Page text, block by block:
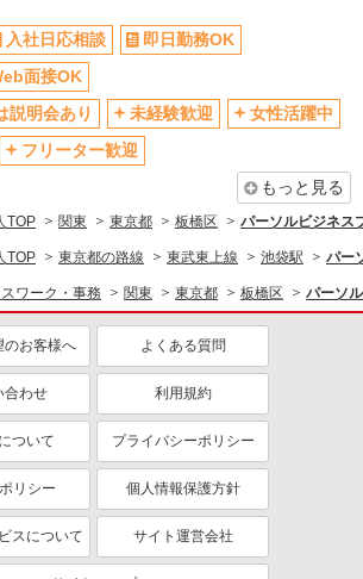
残業ほぼなし
社会保険あり
資格取得支援制度あり
オフィスワーク・事務
探す
ミドル（40代～）活躍中
週2～3日勤務OK
ループ会
扶養内勤務OK
社会保険あり
入社日応相談
即日勤務OK
面接OK
説明会あり
未経験歓迎
女性活躍中
フリーター歓迎
もっと見る
TOP 関東 東京都 板橋区 パーソルビジネス
TOP 東京都の路線 東武東上線 池袋駅 パー
ワーク・事務 関東 東京都 板橋区 パーソ
のお客様へ よくある質問
合わせ 利用規約
ついて プライバシーポリシー
リシー 個人情報保護方針
スについて サイト運営会社